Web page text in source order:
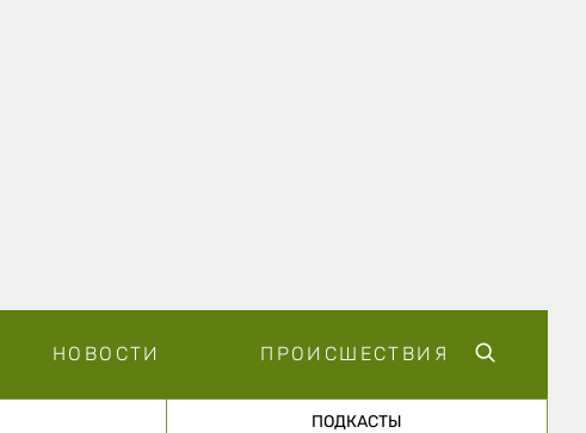
НОВОСТИ ПРОИСШЕСТВИЯ
ПОДКАСТЫ